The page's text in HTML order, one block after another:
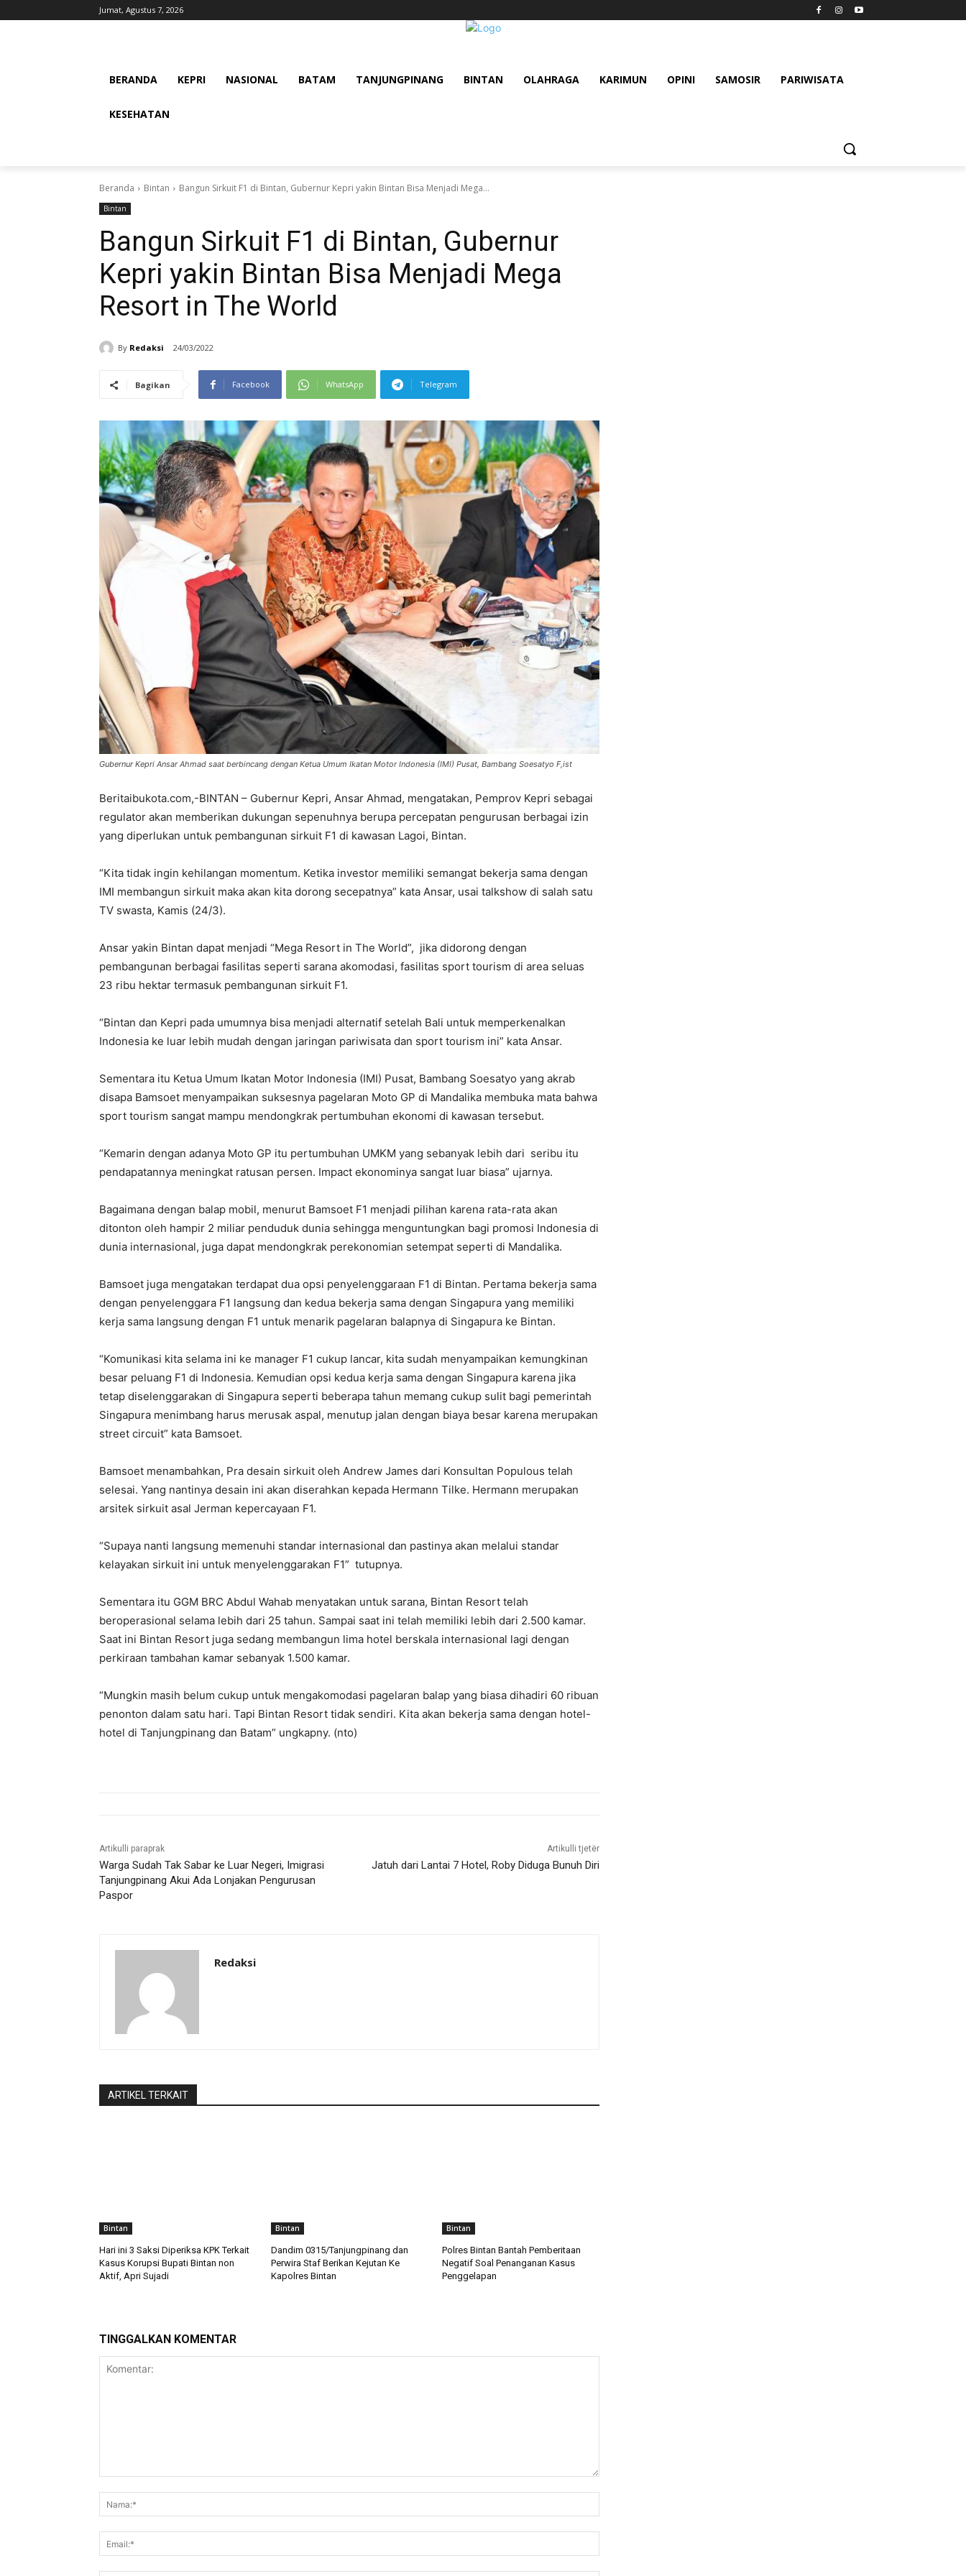
Jumat, Agustus 7, 2026
BERANDA KEPRI NASIONAL BATAM TANJUNGPINANG BINTAN OLAHRAGA KARIMUN OPINI SAMOSIR PARIWISATA
KESEHATAN
Beranda Bintan Bangun Sirkuit F1 di Bintan, Gubernur Kepri yakin Bintan Bisa Menjadi Mega...
Bintan
Bangun Sirkuit F1 di Bintan, Gubernur
Kepri yakin Bintan Bisa Menjadi Mega
Resort in The World
By Redaksi 24/03/2022
Bagikan Facebook WhatsApp Telegram
Gubernur Kepri Ansar Ahmad saat berbincang dengan Ketua Umum Ikatan Motor Indonesia (IMI) Pusat, Bambang Soesatyo F,ist
Beritaibukota.com,-BINTAN – Gubernur Kepri, Ansar Ahmad, mengatakan, Pemprov Kepri sebagai
regulator akan memberikan dukungan sepenuhnya berupa percepatan pengurusan berbagai izin
yang diperlukan untuk pembangunan sirkuit F1 di kawasan Lagoi, Bintan.
“Kita tidak ingin kehilangan momentum. Ketika investor memiliki semangat bekerja sama dengan
IMI membangun sirkuit maka akan kita dorong secepatnya” kata Ansar, usai talkshow di salah satu
TV swasta, Kamis (24/3).
Ansar yakin Bintan dapat menjadi “Mega Resort in The World”, jika didorong dengan
pembangunan berbagai fasilitas seperti sarana akomodasi, fasilitas sport tourism di area seluas
23 ribu hektar termasuk pembangunan sirkuit F1.
“Bintan dan Kepri pada umumnya bisa menjadi alternatif setelah Bali untuk memperkenalkan
Indonesia ke luar lebih mudah dengan jaringan pariwisata dan sport tourism ini” kata Ansar.
Sementara itu Ketua Umum Ikatan Motor Indonesia (IMI) Pusat, Bambang Soesatyo yang akrab
disapa Bamsoet menyampaikan suksesnya pagelaran Moto GP di Mandalika membuka mata bahwa
sport tourism sangat mampu mendongkrak pertumbuhan ekonomi di kawasan tersebut.
“Kemarin dengan adanya Moto GP itu pertumbuhan UMKM yang sebanyak lebih dari seribu itu
pendapatannya meningkat ratusan persen. Impact ekonominya sangat luar biasa” ujarnya.
Bagaimana dengan balap mobil, menurut Bamsoet F1 menjadi pilihan karena rata-rata akan
ditonton oleh hampir 2 miliar penduduk dunia sehingga menguntungkan bagi promosi Indonesia di
dunia internasional, juga dapat mendongkrak perekonomian setempat seperti di Mandalika.
Bamsoet juga mengatakan terdapat dua opsi penyelenggaraan F1 di Bintan. Pertama bekerja sama
dengan penyelenggara F1 langsung dan kedua bekerja sama dengan Singapura yang memiliki
kerja sama langsung dengan F1 untuk menarik pagelaran balapnya di Singapura ke Bintan.
“Komunikasi kita selama ini ke manager F1 cukup lancar, kita sudah menyampaikan kemungkinan
besar peluang F1 di Indonesia. Kemudian opsi kedua kerja sama dengan Singapura karena jika
tetap diselenggarakan di Singapura seperti beberapa tahun memang cukup sulit bagi pemerintah
Singapura menimbang harus merusak aspal, menutup jalan dengan biaya besar karena merupakan
street circuit” kata Bamsoet.
Bamsoet menambahkan, Pra desain sirkuit oleh Andrew James dari Konsultan Populous telah
selesai. Yang nantinya desain ini akan diserahkan kepada Hermann Tilke. Hermann merupakan
arsitek sirkuit asal Jerman kepercayaan F1.
“Supaya nanti langsung memenuhi standar internasional dan pastinya akan melalui standar
kelayakan sirkuit ini untuk menyelenggarakan F1” tutupnya.
Sementara itu GGM BRC Abdul Wahab menyatakan untuk sarana, Bintan Resort telah
beroperasional selama lebih dari 25 tahun. Sampai saat ini telah memiliki lebih dari 2.500 kamar.
Saat ini Bintan Resort juga sedang membangun lima hotel berskala internasional lagi dengan
perkiraan tambahan kamar sebanyak 1.500 kamar.
“Mungkin masih belum cukup untuk mengakomodasi pagelaran balap yang biasa dihadiri 60 ribuan
penonton dalam satu hari. Tapi Bintan Resort tidak sendiri. Kita akan bekerja sama dengan hotel-
hotel di Tanjungpinang dan Batam” ungkapny. (nto)
Artikulli paraprak
Warga Sudah Tak Sabar ke Luar Negeri, Imigrasi
Tanjungpinang Akui Ada Lonjakan Pengurusan
Paspor
Artikulli tjetër
Jatuh dari Lantai 7 Hotel, Roby Diduga Bunuh Diri
Redaksi
ARTIKEL TERKAIT
Bintan
Hari ini 3 Saksi Diperiksa KPK Terkait
Kasus Korupsi Bupati Bintan non
Aktif, Apri Sujadi
Bintan
Dandim 0315/Tanjungpinang dan
Perwira Staf Berikan Kejutan Ke
Kapolres Bintan
Bintan
Polres Bintan Bantah Pemberitaan
Negatif Soal Penanganan Kasus
Penggelapan
TINGGALKAN KOMENTAR